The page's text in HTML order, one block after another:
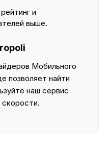
и
выше.
Мобильного
позволяет найти
наш сервис
скорости.